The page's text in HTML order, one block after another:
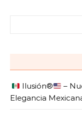
Ilusión®️
–
Elegancia